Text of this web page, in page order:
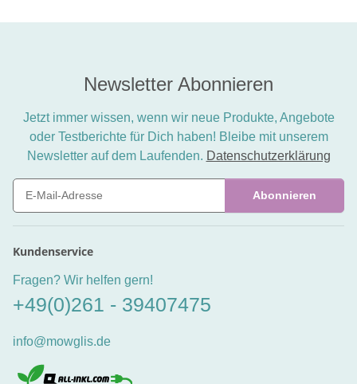
Newsletter Abonnieren
Jetzt immer wissen, wenn wir neue Produkte, Angebote
oder Testberichte für Dich haben! Bleibe mit unserem
Newsletter auf dem Laufenden. Datenschutzerklärung
Abonnieren
Kundenservice
Fragen? Wir helfen gern!
+49(0)261 - 39407475
info@mowglis.de